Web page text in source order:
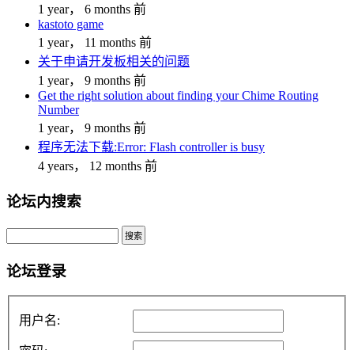
1 year， 6 months 前
kastoto game
1 year， 11 months 前
关于申请开发板相关的问题
1 year， 9 months 前
Get the right solution about finding your Chime Routing
Number
1 year， 9 months 前
程序无法下载:Error: Flash controller is busy
4 years， 12 months 前
论坛内搜索
论坛登录
用户名: